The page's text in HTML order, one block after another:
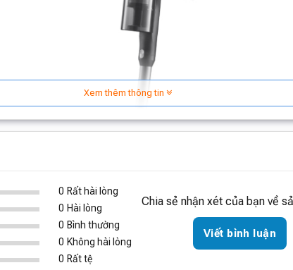
Xem thêm thông tin
0 Rất hài lòng
0 Hài lòng
0 Bình thường
0 Không hài lòng
0 Rất tệ
Chia sẻ nhận xét của bạn về
Viết bình luận